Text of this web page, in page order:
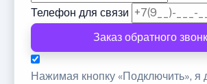
Телефон для связи
Заказ обратного
Нажимая кнопку «Подключить», я